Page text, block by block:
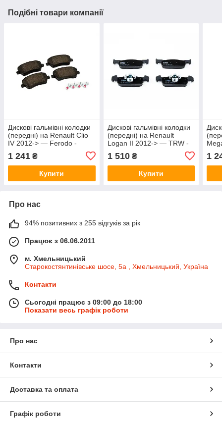
Подібні товари компанії
Дискові гальмівні колодки
(передні) на Renault Clio
IV 2012-> — Ferodo -
1 241 ₴
Купити
Дискові гальмівні колодки
(передні) на Renault
Logan II 2012-> — TRW -
1 510₴
Купити
1
Про нас
94% позитивних з 255 відгуків за рік
Працює з 06.06.2011
м. Хмельницький
Старокостянтинівське шосе, 5а , Хмельницький, Україна
Контакти
Сьогодні працює з 09:00 до 18:00
Показати весь графік роботи
Про нас
Контакти
Доставка та оплата
Графік роботи